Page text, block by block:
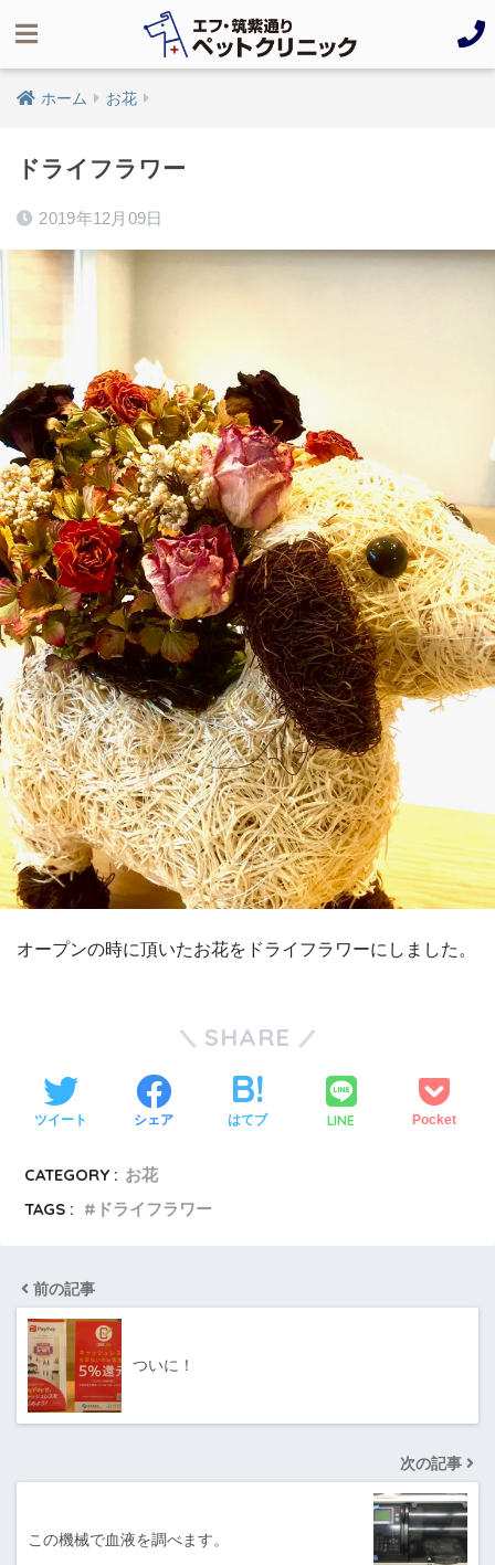
ホーム お花
ドライフラワー
2019年12月09日
オープンの時に頂いたお花をドライフラワーにしました。
SHARE
ツイート シェア はてブ LINE Pocket
CATEGORY : お花
TAGS :
ドライフラワー
前の記事
ついに！
次の記事
この機械で血液を調べます。